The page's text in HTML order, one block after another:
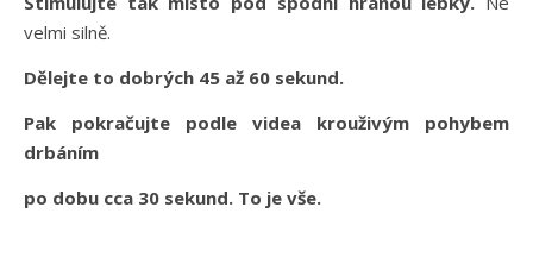
velmi silně.
Dělejte to dobrých 45 až 60 sekund.
Pak pokračujte podle videa krouživým pohybem
drbáním
po dobu cca 30 sekund. To je vše.